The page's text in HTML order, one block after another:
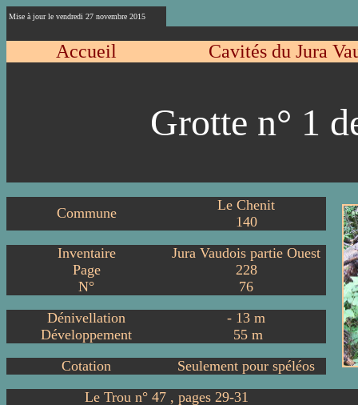
Mise à jour le vendredi 27 novembre 2015
Accueil Cavités du Jura
Grotte n° 1
Commune
Le Chenit
140
Inventaire
Jura Vaudois partie Ouest
Page
228
N°
76
Dénivellation
- 13 m
Développement
55 m
Cotation
Seulement pour spéléos
Le Trou n° 47 , pages 29-31